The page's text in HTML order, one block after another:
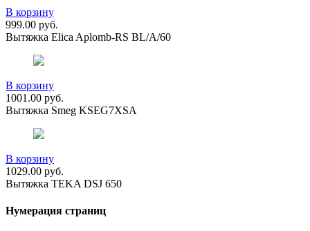
В корзину
999.00 руб.
Вытяжка Elica Aplomb-RS BL/A/60
В корзину
1001.00 руб.
Вытяжка Smeg KSEG7XSA
В корзину
1029.00 руб.
Вытяжка TEKA DSJ 650
Нумерация страниц